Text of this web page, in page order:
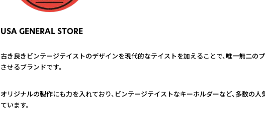
USA GENERAL STORE
古き良きビンテージテイストのデザインを現代的なテイストを加えることで、唯一無二の
させるブランドです。
オリジナルの製作にも力を入れており、ビンテージテイストなキーホルダーなど、多数の人
ています。